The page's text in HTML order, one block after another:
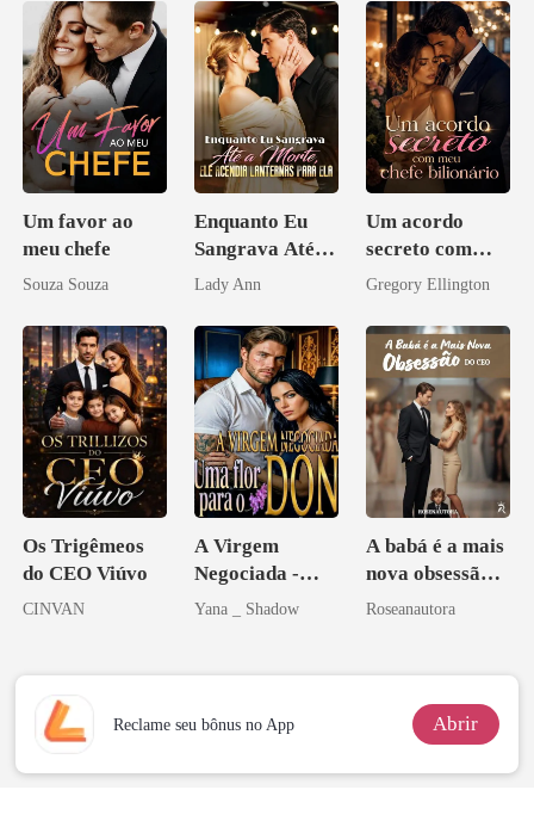
Um favor ao
meu chefe
Souza Souza
Enquanto Eu
Sangrava Até a
Morte, Ele
Lanternas Para
Ela
Lady Ann
Um acordo
secreto com
meu chefe
Gregory Ellington
Os Trigêmeos
do CEO Viúvo
CINVAN
A Virgem
Negociada -
Uma flor para o
Yana _ Shadow
A babá é a mais
nova obsessão
do CEO
Roseanautora
Reclame seu bônus no App Abrir